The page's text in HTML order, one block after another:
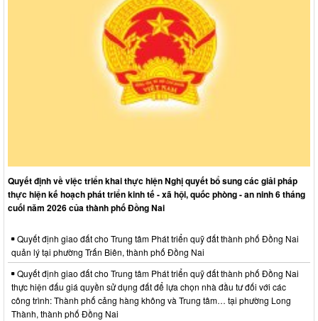
Quyết định về việc triển khai thực hiện Nghị quyết bổ sung các giải pháp
thực hiện kế hoạch phát triển kinh tế - xã hội, quốc phòng - an ninh 6 tháng
cuối năm 2026 của thành phố Đồng Nai
Quyết định giao đất cho Trung tâm Phát triển quỹ đất thành phố Đồng Nai
quản lý tại phường Trấn Biên, thành phố Đồng Nai
Quyết định giao đất cho Trung tâm Phát triển quỹ đất thành phố Đồng Nai
thực hiện đấu giá quyền sử dụng đất để lựa chọn nhà đầu tư đối với các
công trình: Thành phố cảng hàng không và Trung tâm… tại phường Long
Thành, thành phố Đồng Nai